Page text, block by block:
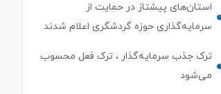
استان‌های پیشتاز در حمایت از
سرمایه‌گذاری حوزه گردشگری اعلام شدند
ترک جذب سرمایه‌گذار ، ترک فعل محسوب
می‌شود